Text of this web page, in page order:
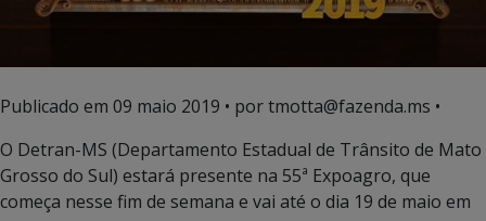
Publicado em 09 maio 2019 • por tmotta@fazenda.ms •
O Detran-MS (Departamento Estadual de Trânsito de Mato
Grosso do Sul) estará presente na 55ª Expoagro, que
começa nesse fim de semana e vai até o dia 19 de maio em